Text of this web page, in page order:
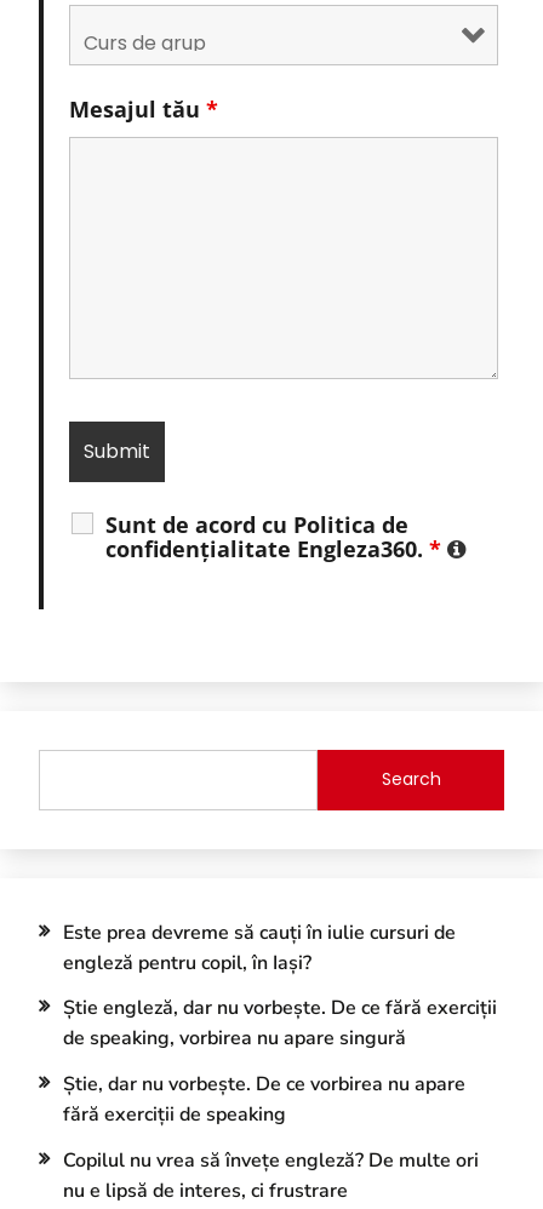
Mesajul tău *
Sunt de acord cu Politica de
confidențialitate Engleza360. *
Search
Este prea devreme să cauți în iulie cursuri de
engleză pentru copil, în Iași?
Știe engleză, dar nu vorbește. De ce fără exerciții
de speaking, vorbirea nu apare singură
Știe, dar nu vorbește. De ce vorbirea nu apare
fără exerciții de speaking
Copilul nu vrea să învețe engleză? De multe ori
nu e lipsă de interes, ci frustrare